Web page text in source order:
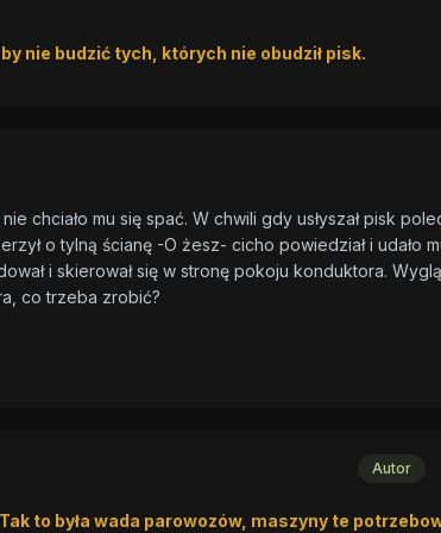
nie budzić tych, których nie obudził pisk.
chciało mu się spać. W chwili gdy usłyszał pisk
o tylną ścianę -O żesz- cicho powiedział i udało
i skierował się w stronę pokoju konduktora.
co trzeba zrobić?
Autor
to była wada parowozów, maszyny te